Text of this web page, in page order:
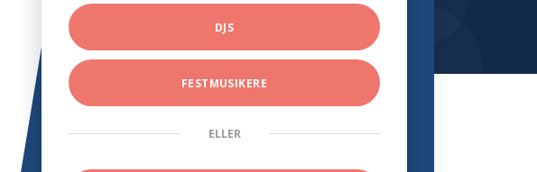
DJS
FESTMUSIKERE
ELLER